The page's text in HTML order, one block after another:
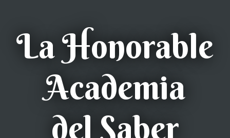
La Honorable
Academia
del Saber